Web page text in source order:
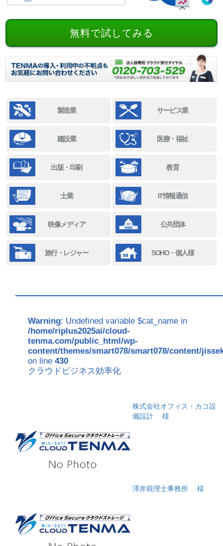
無料で試してみる
製造業 サービス業
建設業 医療・福祉
出版・印刷 教育
士業 IT情報通信
映像メディア 公共団体
旅行・レジャー SOHO・個人様
Warning: Undefined variable $cat_name in
/home/riplus2025ai/cloud-
tenma.com/public_html/wp-
content/themes/smart078/smart078/content/
on line430
クラウドビジネス効率化
株式会社オフィス・カコ設
備設計
様
澤井税理士事務所 様